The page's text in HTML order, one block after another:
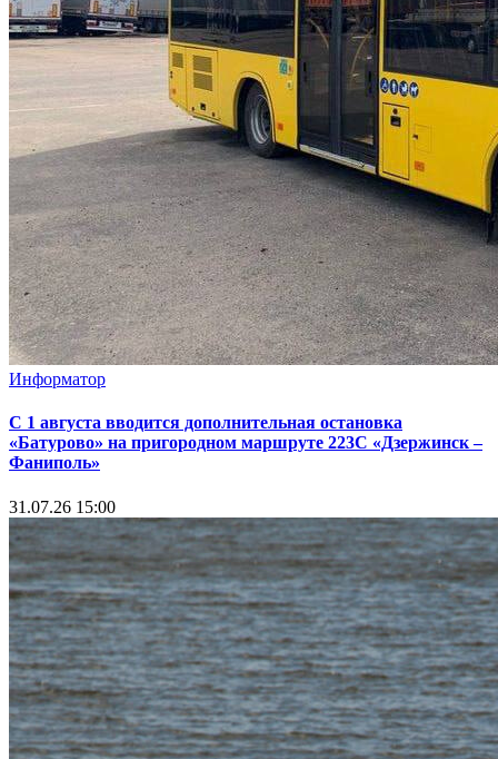
Информатор
С 1 августа вводится дополнительная остановка
«Батурово» на пригородном маршруте 223С «Дзержинск –
Фаниполь»
31.07.26 15:00